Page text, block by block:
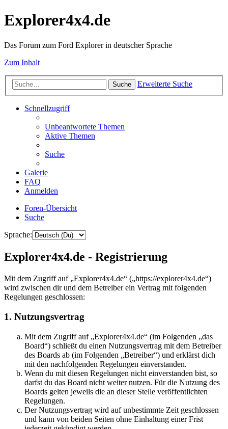
Explorer4x4.de
Das Forum zum Ford Explorer in deutscher Sprache
Zum Inhalt
Suche Erweiterte Suche
Schnellzugriff
Unbeantwortete Themen
Aktive Themen
Suche
Galerie
FAQ
Anmelden
Foren-Übersicht
Suche
Sprache:
Explorer4x4.de - Registrierung
Mit dem Zugriff auf „Explorer4x4.de“ („https://explorer4x4.de“)
wird zwischen dir und dem Betreiber ein Vertrag mit folgenden
Regelungen geschlossen:
1. Nutzungsvertrag
Mit dem Zugriff auf „Explorer4x4.de“ (im Folgenden „das
Board“) schließt du einen Nutzungsvertrag mit dem Betreiber
des Boards ab (im Folgenden „Betreiber“) und erklärst dich
mit den nachfolgenden Regelungen einverstanden.
Wenn du mit diesen Regelungen nicht einverstanden bist, so
darfst du das Board nicht weiter nutzen. Für die Nutzung des
Boards gelten jeweils die an dieser Stelle veröffentlichten
Regelungen.
Der Nutzungsvertrag wird auf unbestimmte Zeit geschlossen
und kann von beiden Seiten ohne Einhaltung einer Frist